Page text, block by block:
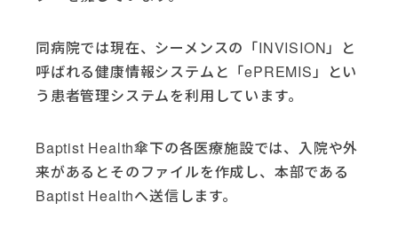
同病院では現在、シーメンスの「INVISION」と
呼ばれる健康情報システムと「ePREMIS」とい
う患者管理システムを利用しています。
Baptist Health傘下の各医療施設では、入院や外
来があるとそのファイルを作成し、本部である
Baptist Healthへ送信します。